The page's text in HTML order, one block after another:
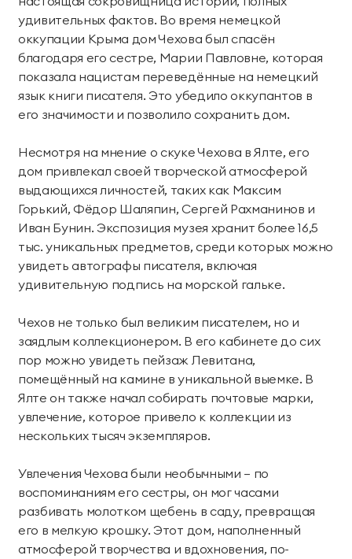
удивительных фактов. Во время немецкой
оккупации Крыма дом Чехова был спасён
благодаря его сестре, Марии Павловне, которая
показала нацистам переведённые на немецкий
язык книги писателя. Это убедило оккупантов в
его значимости и позволило сохранить дом.
Несмотря на мнение о скуке Чехова в Ялте, его
дом привлекал своей творческой атмосферой
выдающихся личностей, таких как Максим
Горький, Фёдор Шаляпин, Сергей Рахманинов и
Иван Бунин. Экспозиция музея хранит более 16,5
тыс. уникальных предметов, среди которых можно
увидеть автографы писателя, включая
удивительную подпись на морской гальке.
Чехов не только был великим писателем, но и
заядлым коллекционером. В его кабинете до сих
пор можно увидеть пейзаж Левитана,
помещённый на камине в уникальной выемке. В
Ялте он также начал собирать почтовые марки,
увлечение, которое привело к коллекции из
нескольких тысяч экземпляров.
Увлечения Чехова были необычными — по
воспоминаниям его сестры, он мог часами
разбивать молотком щебень в саду, превращая
его в мелкую крошку. Этот дом, наполненный
атмосферой творчества и вдохновения, по-